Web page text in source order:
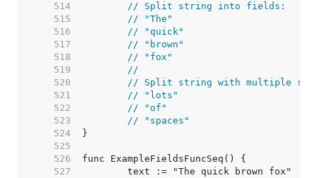
   514
// Split string into fields:
   515
// "The"
   516
// "quick"
   517
// "brown"
   518
// "fox"
   519
//
   520
// Split string with multiple
   521
// "lots"
   522
// "of"
   523
// "spaces"
   524
   525
   526
   527